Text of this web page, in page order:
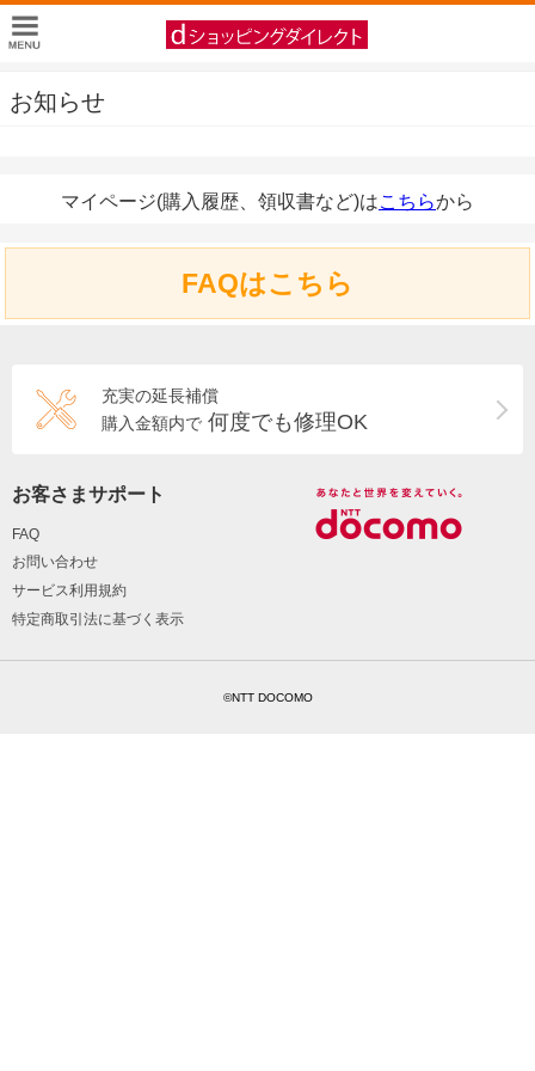
お知らせ
マイページ(購入履歴、領収書など)はこちらから
FAQはこちら
充実の延長補償
購入金額内で 何度でも修理OK
お客さまサポート
FAQ
お問い合わせ
サービス利用規約
特定商取引法に基づく表示
©NTT DOCOMO